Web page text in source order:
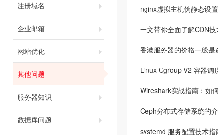
注册域名
企业邮箱
网站优化
其他问题
服务器知识
数据库问题
nginx虚拟主机伪静态设
一文带你全面了解CDN技
香港服务器的价格一般是
Linux Cgroup V2 容器调
Wireshark实战指南：如
Ceph分布式存储系统的
systemd 服务配置技术指